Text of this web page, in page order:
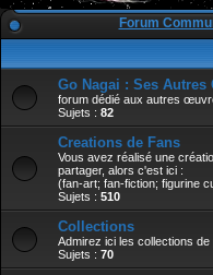
Forum
Go Nagai : Ses Autres
forum dédié aux autres
Sujets : 82
Creations de Fans
Vous avez réalisé une
partager, alors c'est ici :
(fan-art; fan-fiction; figurine
Sujets : 510
Collections
Admirez ici les collections
Sujets : 70